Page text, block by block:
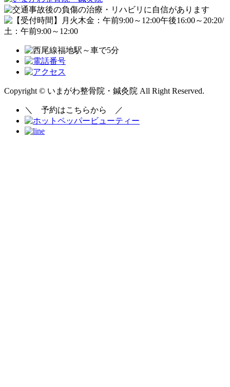
Copyright © いまがわ整骨院・鍼灸院 All Right Reserved.
＼ 予約はこちらから ／